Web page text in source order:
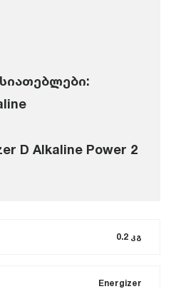
D Alkaline Power 2
0.2 კგ
Energizer